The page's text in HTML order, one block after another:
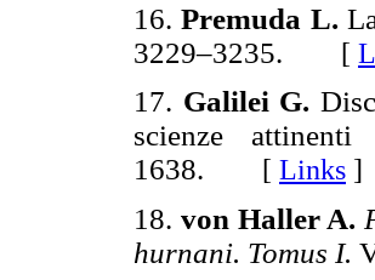
16. Premuda L.
3229–3235. [
17. Galilei G.
scienze
1638. [ Links ]
18. von Haller A.
hurnani. Tomus I.